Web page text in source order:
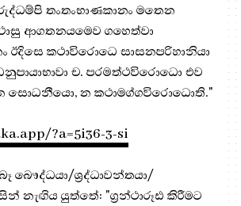
තංතංභාණකානං මතෙන
ආගතනයමෙව ගහෙත්වා
ඊදිසෙ කථාවිරොධෙ සාසනපරිහානියා
ච. පරමත්ථවිරොධො එව
සොධනීයො, න කථාමග්ගවිරොධොති."
?a=5i36-3-si
බෞද්ධයා/ශ්‍රද්ධාවන්තයා/
නැඟිය යුත්තේ: "ග්‍රන්ථාරූඪ කිරීමට